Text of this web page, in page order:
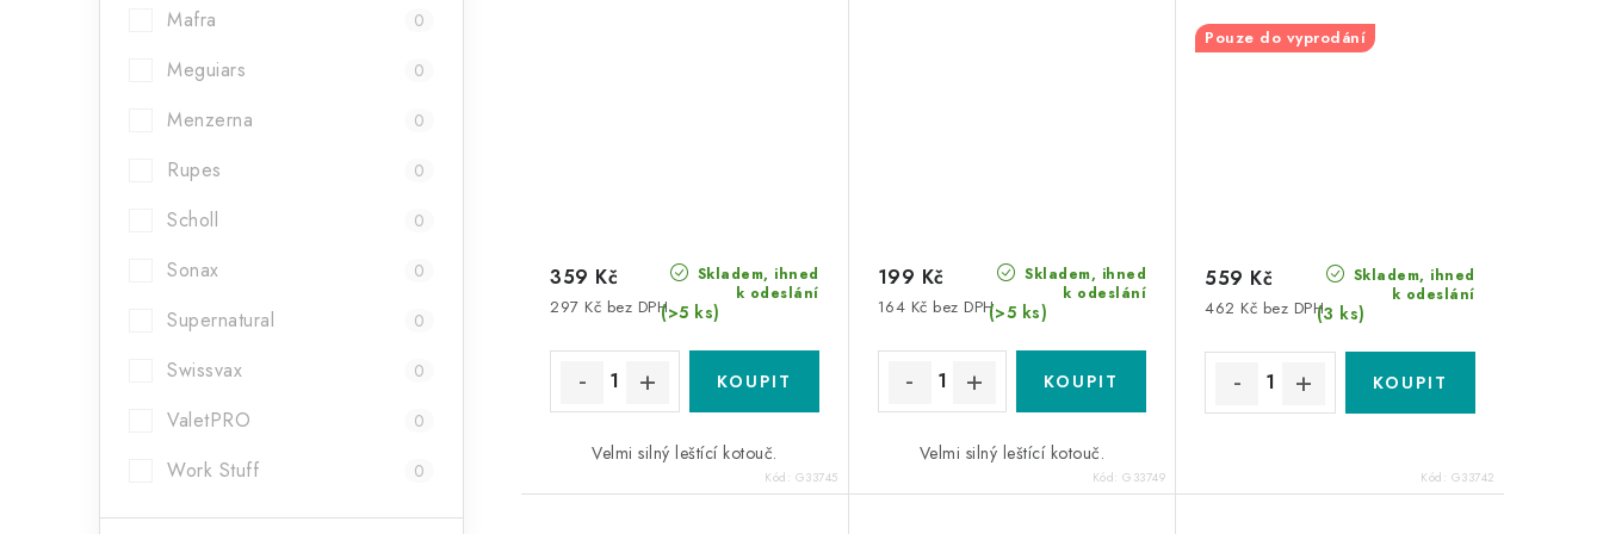
Mafra 0
Meguiars 0
Menzerna 0
Rupes 0
Scholl 0
Sonax 0
Supernatural 0
Swissvax 0
ValetPRO 0
Work Stuff 0
Skladem, ihned
k odeslání
(>5 ks)
297 Kč bez DPH
359 Kč
Velmi silný leštící kotouč.
Kód: G33745
Skladem, ihned
k odeslání
(>5 ks)
164 Kč bez DPH
199 Kč
Velmi silný leštící kotouč.
Kód:G33749
Pouze do vyprodání
Skladem, ihned
k odeslání
(3 ks)
462 Kč bez DPH
559 Kč
Kód: G33742